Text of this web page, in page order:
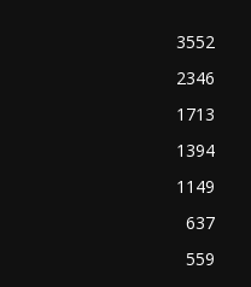
3552
2346
1713
1394
1149
637
559